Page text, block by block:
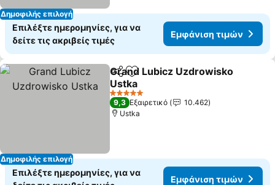
Δημοφιλής επιλογή
Επιλέξτε ημερομηνίες, για να
δείτε τις ακριβείς τιμές
Εμφάνιση τιμών
Δημοφιλής επιλογή
Κοινοποίηση
Προσθήκη στα αγαπημένα
Grand Lubicz Uzdrowisko
Ustka
5 Αστέρια
9,3 Εξαιρετικό
10.462
Ustka
Επιλέξτε ημερομηνίες, για να
Εμφάνιση τιμών